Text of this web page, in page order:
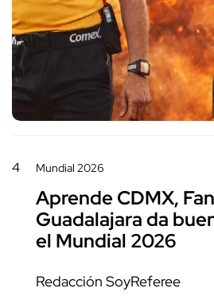
4 Mundial 2026
Aprende CDMX,
Guadalajara da
el Mundial 2026
Redacción SoyReferee